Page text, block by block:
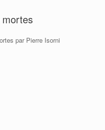
par Pierre Isorni